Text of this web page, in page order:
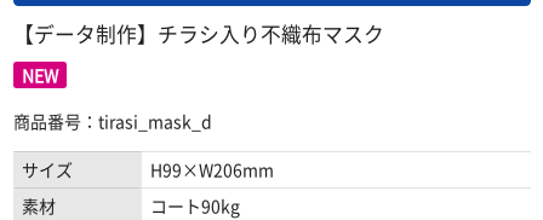
【データ制作】チラシ入り不織布マスク
NEW
商品番号：tirasi_mask_d
サイズ
H99×W206mm
素材
コート90kg